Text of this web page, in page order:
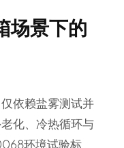
场景下的
依赖盐雾测试并
化、冷热循环与
环境试验标